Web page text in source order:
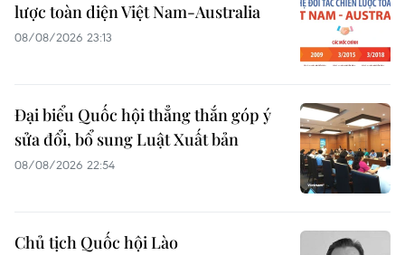
lược toàn diện Việt Nam-Australia
08/08/2026 23:13
Đại biểu Quốc hội thẳng thắn góp ý
sửa đổi, bổ sung Luật Xuất bản
08/08/2026 22:54
Chủ tịch Quốc hội Lào